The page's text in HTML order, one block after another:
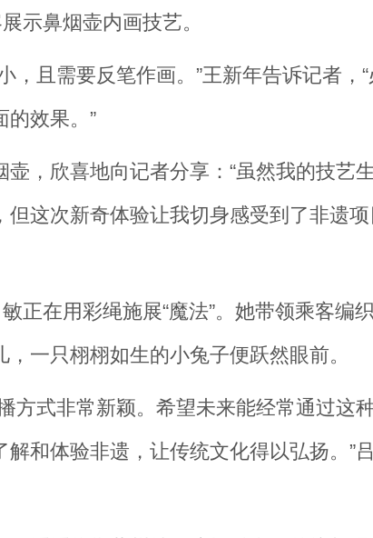
示鼻烟壶内画技艺。
，且需要反笔作画。”王新年告诉记者，“
的效果。”
，欣喜地向记者分享：“虽然我的技艺生
这次新奇体验让我切身感受到了非遗项
正在用彩绳施展“魔法”。她带领乘客编
一只栩栩如生的小兔子便跃然眼前。
方式非常新颖。希望未来能经常通过这
和体验非遗，让传统文化得以弘扬。”